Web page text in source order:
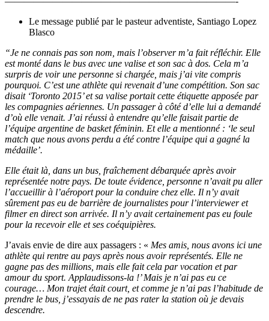
Le message publié par le pasteur adventiste, Santiago Lopez
Blasco
“Je ne connais pas son nom, mais l’observer m’a fait réfléchir. Elle
est monté dans le bus avec une valise et son sac à dos. Cela m’a
surpris de voir une personne si chargée, mais j’ai vite compris
pourquoi. C’est une athlète qui revenait d’une compétition. Son sac
disait ‘Toronto 2015’ et sa valise portait cette étiquette apposée par
les compagnies aériennes. Un passager à côté d’elle lui a demandé
d’où elle venait. J’ai réussi à entendre qu’elle faisait partie de
l’équipe argentine de basket féminin. Et elle a mentionné : ‘le seul
match que nous avons perdu a été contre l’équipe qui a gagné la
médaille’.
Elle était là, dans un bus, fraîchement débarquée après avoir
représentée notre pays. De toute évidence, personne n’avait pu aller
l’accueillir à l’aéroport pour la conduire chez elle. Il n’y avait
sûrement pas eu de barrière de journalistes pour l’interviewer et
filmer en direct son arrivée. Il n’y avait certainement pas eu foule
pour la recevoir elle et ses coéquipières.
J’avais envie de dire aux passagers : « Mes amis, nous avons ici une
athlète qui rentre au pays après nous avoir représentés. Elle ne
gagne pas des millions, mais elle fait cela par vocation et par
amour du sport. Applaudissons-la !’ Mais je n’ai pas eu ce
courage… Mon trajet était court, et comme je n’ai pas l’habitude de
prendre le bus, j’essayais de ne pas rater la station où je devais
descendre.